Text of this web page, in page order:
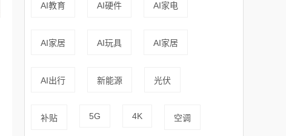
AI教育 AI硬件 AI家电
AI家居 AI玩具 AI家居
AI出行 新能源 光伏
补贴 5G 4K 空调